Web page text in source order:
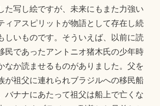
た写し絵ですが、未来にもまた力強い
ィアスピリットが物語として存在し続
しいものです。そういえば、以前に読
民であったアントニオ猪木氏の少年時
なか読ませるものがありました。父を
が祖父に連れられブラジルへの移民船
バナナにあたって祖父は船上で亡くな